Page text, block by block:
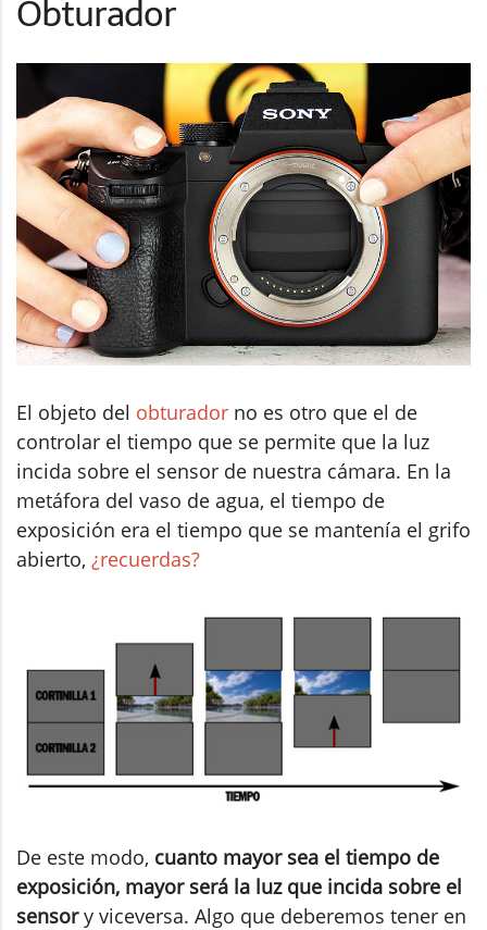
Obturador
El objeto del obturador no es otro que el de
controlar el tiempo que se permite que la luz
incida sobre el sensor de nuestra cámara. En la
metáfora del vaso de agua, el tiempo de
exposición era el tiempo que se mantenía el grifo
abierto, ¿recuerdas?
De este modo, cuanto mayor sea el tiempo de
exposición, mayor será la luz que incida sobre el
sensory viceversa. Algo que deberemos tener en